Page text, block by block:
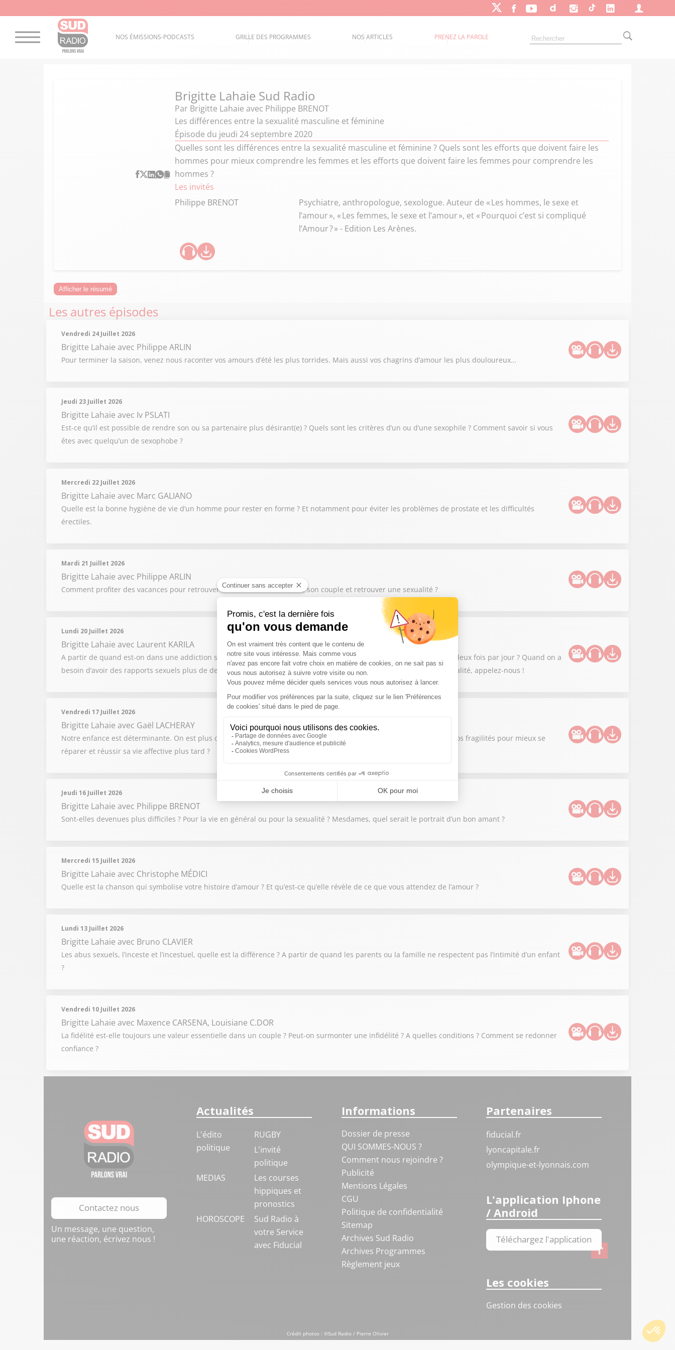
NOS ÉMISSIONS-PODCASTS GRILLE DES PROGRAMMES NOS ARTICLES PRENEZ LA PAROLE
Brigitte Lahaie Sud Radio
Par Brigitte Lahaie avec Philippe BRENOT
Les différences entre la sexualité masculine et féminine
Épisode du jeudi 24 septembre 2020
Quelles sont les différences entre la sexualité masculine et féminine ? Quels sont les efforts que doivent faire les
hommes pour mieux comprendre les femmes et les efforts que doivent faire les femmes pour comprendre les
hommes ?
Les invités
Philippe BRENOT
Psychiatre, anthropologue, sexologue. Auteur de « Les hommes, le sexe et
l’amour », « Les femmes, le sexe et l’amour », et « Pourquoi c’est si compliqué
l’Amour ? » - Edition Les Arènes.
Afficher le résumé
Les autres épisodes
Vendredi 24 Juillet 2026
Brigitte Lahaie avec Philippe ARLIN
Pour terminer la saison, venez nous raconter vos amours d’été les plus torrides. Mais aussi vos chagrins d’amour les plus douloureux…
Jeudi 23 Juillet 2026
Brigitte Lahaie avec Iv PSLATI
Est-ce qu’il est possible de rendre son ou sa partenaire plus désirant(e) ? Quels sont les critères d’un ou d’une sexophile ? Comment savoir si vous
êtes avec quelqu’un de sexophobe ?
Mercredi 22 Juillet 2026
Brigitte Lahaie avec Marc GALIANO
Quelle est la bonne hygiène de vie d’un homme pour rester en forme ? Et notamment pour éviter les problèmes de prostate et les difficultés
érectiles.
Mardi 21 Juillet 2026
Brigitte Lahaie avec Philippe ARLIN
Comment profiter des vacances pour retrouver une bonne intimité dans son couple et retrouver une sexualité ?
Lundi 20 Juillet 2026
Brigitte Lahaie avec Laurent KARILA
A partir de quand est-on dans une addiction sexuelle ? Quand on ne pense qu’à ça ? Quand on se masturbe plus de deux fois par jour ? Quand on a
besoin d’avoir des rapports sexuels plus de deux fois par semaine ? Si vous avez un doute sur votre rapport à la sexualité, appelez-nous !
Vendredi 17 Juillet 2026
Brigitte Lahaie avec Gaël LACHERAY
Notre enfance est déterminante. On est plus ou moins construit ou déconstruit ! Comment comprendre nos failles, nos fragilités pour mieux se
réparer et réussir sa vie affective plus tard ?
Jeudi 16 Juillet 2026
Brigitte Lahaie avec Philippe BRENOT
Sont-elles devenues plus difficiles ? Pour la vie en général ou pour la sexualité ? Mesdames, quel serait le portrait d’un bon amant ?
Mercredi 15 Juillet 2026
Brigitte Lahaie avec Christophe MÉDICI
Quelle est la chanson qui symbolise votre histoire d’amour ? Et qu’est-ce qu’elle révèle de ce que vous attendez de l’amour ?
Lundi 13 Juillet 2026
Brigitte Lahaie avec Bruno CLAVIER
Les abus sexuels, l’inceste et l’incestuel, quelle est la différence ? A partir de quand les parents ou la famille ne respectent pas l’intimité d’un enfant
?
Vendredi 10 Juillet 2026
Brigitte Lahaie avec Maxence CARSENA, Louisiane C.DOR
La fidélité est-elle toujours une valeur essentielle dans un couple ? Peut-on surmonter une infidélité ? A quelles conditions ? Comment se redonner
confiance ?
Contactez nous
Un message, une question,
une réaction, écrivez nous !
Actualités
L'édito
politique
RUGBY
L'invité
politique
MEDIAS
Les courses
hippiques et
pronostics
HOROSCOPE
Sud Radio à
votre Service
avec Fiducial
Informations
Dossier de presse
QUI SOMMES-NOUS ?
Comment nous rejoindre ?
Publicité
Mentions Légales
CGU
Politique de confidentialité
Sitemap
Archives Sud Radio
Archives Programmes
Règlement jeux
Partenaires
fiducial.fr
lyoncapitale.fr
olympique-et-lyonnais.com
L'application Iphone
/ Android
Téléchargez l'application
Les cookies
Gestion des cookies
Crédit photos : ©Sud Radio / Pierre Olivier